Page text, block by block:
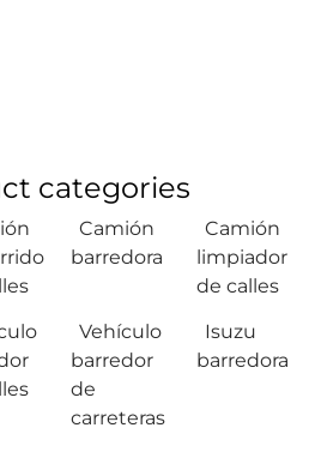
categories
Camión
barredora
Camión
limpiador
de calles
Vehículo
barredor
de
carreteras
Isuzu
barredora